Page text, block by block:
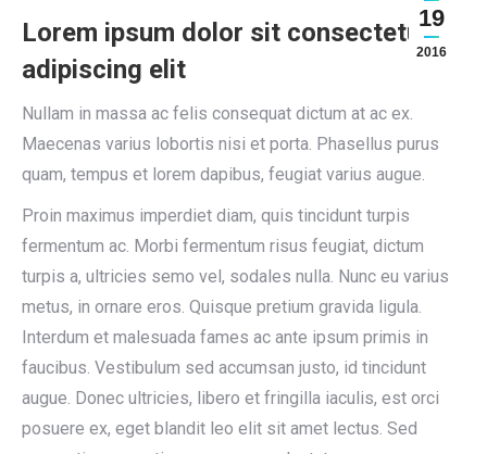
19
2016
Lorem ipsum dolor sit consectetur
adipiscing elit
Nullam in massa ac felis consequat dictum at ac ex.
Maecenas varius lobortis nisi et porta. Phasellus purus
quam, tempus et lorem dapibus, feugiat varius augue.
Proin maximus imperdiet diam, quis tincidunt turpis
fermentum ac. Morbi fermentum risus feugiat, dictum
turpis a, ultricies semo vel, sodales nulla. Nunc eu varius
metus, in ornare eros. Quisque pretium gravida ligula.
Interdum et malesuada fames ac ante ipsum primis in
faucibus. Vestibulum sed accumsan justo, id tincidunt
augue. Donec ultricies, libero et fringilla iaculis, est orci
posuere ex, eget blandit leo elit sit amet lectus. Sed